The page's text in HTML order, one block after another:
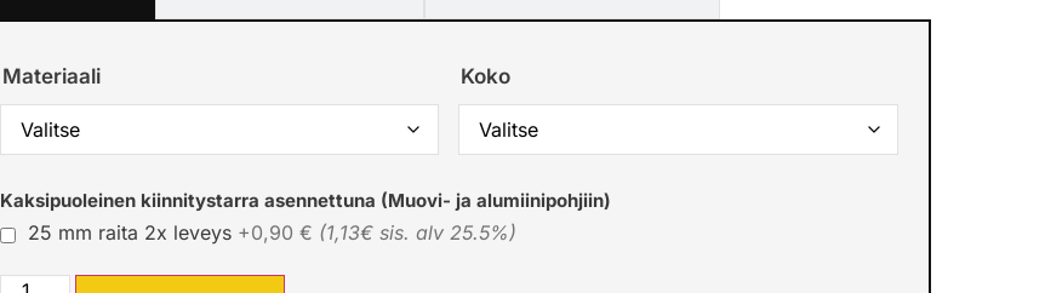
Materiaali Koko
Kaksipuoleinen kiinnitystarra asennettuna (Muovi- ja alumiinipohjiin)
25 mm raita 2x leveys +0,90 € (1,13€ sis. alv 25.5%)